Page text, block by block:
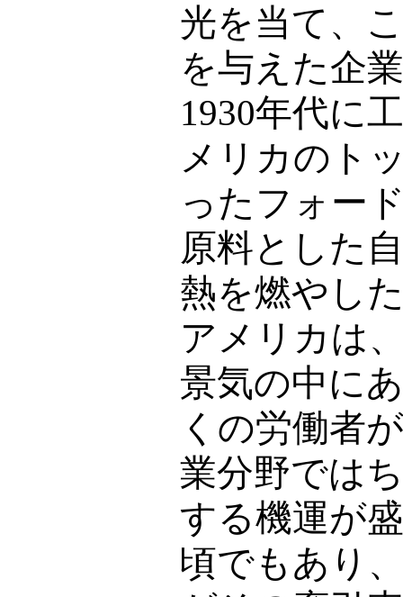
光を当て、
を与えた企
1930年代に
メリカのト
ったフォー
原料とした
熱を燃やし
アメリカは
景気の中に
くの労働者
業分野では
する機運が
頃でもあり